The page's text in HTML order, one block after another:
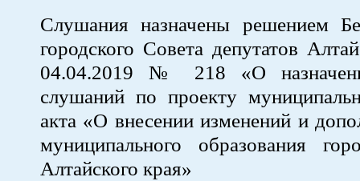
Слушания назначены решением
городского Совета депутатов
04.04.2019 № 218 «О
слушаний по проекту
акта «О внесении изменений и
муниципального образования
Алтайского края»